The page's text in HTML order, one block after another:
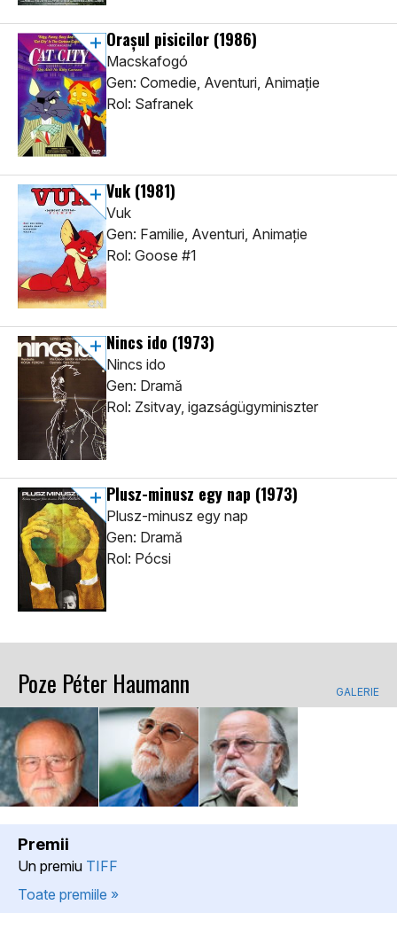
Orașul pisicilor (1986)
Macskafogó
Gen: Comedie, Aventuri, Animaţie
Rol: Safranek
Vuk (1981)
Vuk
Gen: Familie, Aventuri, Animaţie
Rol: Goose #1
Nincs ido (1973)
Nincs ido
Gen: Dramă
Rol: Zsitvay, igazságügyminiszter
Plusz-minusz egy nap (1973)
Plusz-minusz egy nap
Gen: Dramă
Rol: Pócsi
Poze Péter Haumann GALERIE
Premii
Un premiu TIFF
Toate premiile »